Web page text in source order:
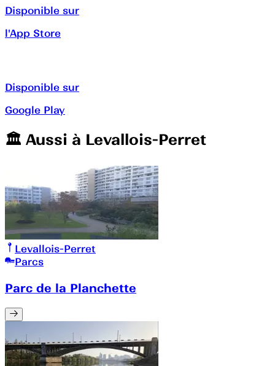
Disponible sur
l'App Store
Disponible sur
Google Play
🏛️️ Aussi à Levallois-Perret
Levallois-Perret
Parcs
Parc de la Planchette